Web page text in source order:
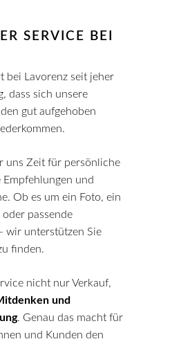
SERVICE BEI
bei Lavorenz seit jeher
dass sich unsere
gut aufgehoben
uns Zeit für persönliche
und
Ob es um ein Foto, ein
passende
wir unterstützen Sie
finden.
nicht nur Verkauf,
und
. Genau das macht für
und Kunden den